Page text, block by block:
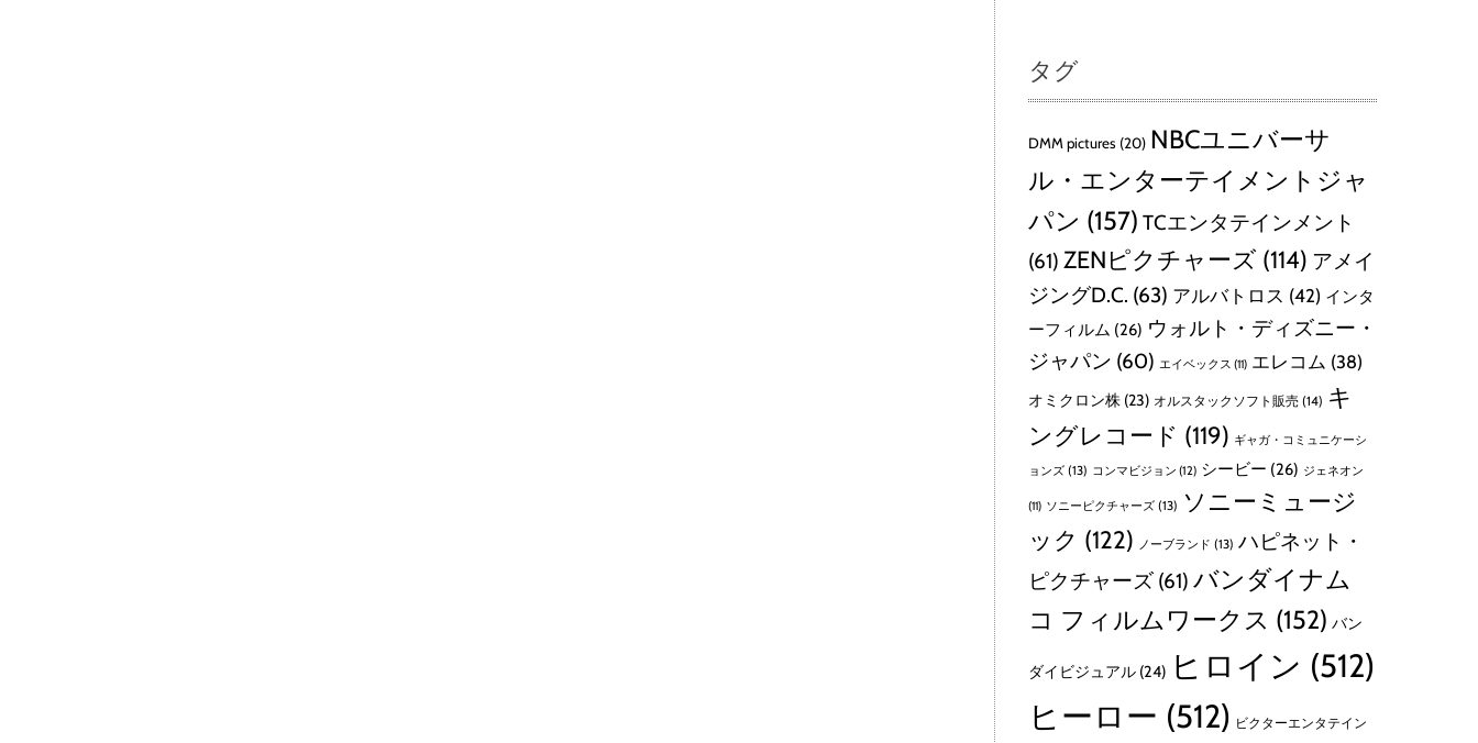
タグ
DMM pictures (20) NBCユニバーサ
ル・エンターテイメントジャ
パン (157) TCエンタテインメント
(61) ZENピクチャーズ (114) アメイ
ジングD.C. (63) アルバトロス (42) インタ
ーフィルム (26) ウォルト・ディズニー・
ジャパン (60) エイベックス (11) エレコム (38)
オミクロン株 (23) オルスタックソフト販売 (14) キ
ングレコード (119) ギャガ・コミュニケーシ
ョンズ (13) コンマビジョン (12) シービー (26) ジェネオン
(11) ソニーピクチャーズ (13) ソニーミュージ
ック (122) ノーブランド (13) ハピネット・
ピクチャーズ (61) バンダイナム
コ フィルムワークス (152) バン
ダイビジュアル (24) ヒロイン (512)
ヒーロー (512) ビクターエンタテイン